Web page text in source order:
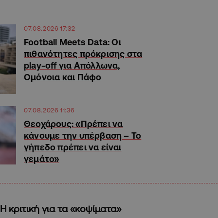
07.08.2026 17:32
Football Meets Data: Οι
πιθανότητες πρόκρισης στα
play-off για Απόλλωνα,
Ομόνοια και Πάφο
07.08.2026 11:36
Θεοχάρους: «Πρέπει να
κάνουμε την υπέρβαση – Το
γήπεδο πρέπει να είναι
γεμάτο»
Η κριτική για τα «κοψίματα»